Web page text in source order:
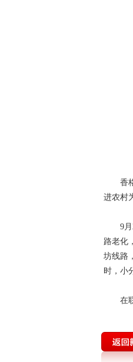
香
进农村
9
路老化
坊线路
时，小
在